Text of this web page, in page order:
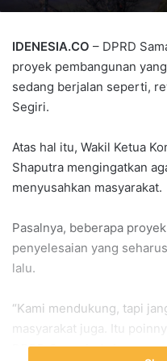
IDENESIA.CO – DPRD
proyek pembangunan
sedang berjalan seperti,
Segiri.
Atas hal itu, Wakil Ketua
Shaputra mengingatkan
menyusahkan masyarakat.
Pasalnya, beberapa
penyelesaian yang
lalu.
“Kami mendukung, tapi
masyarakat juga. Itu
DPRD Samarinda itu.